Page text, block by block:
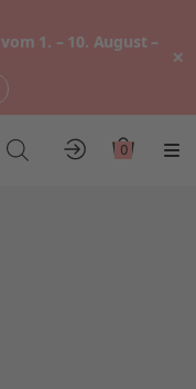
vom 1. – 10. August –
×
Konto 0